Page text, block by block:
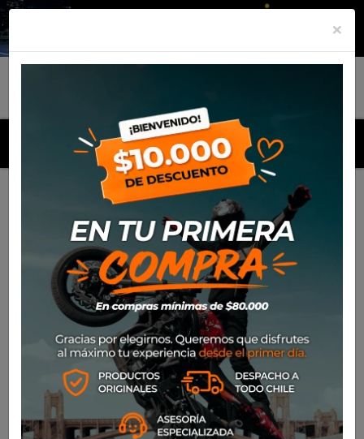
MENU
Productos
Pantalon de niño Alpinestars Racer
Factory 2020 (Gris Claro)
×